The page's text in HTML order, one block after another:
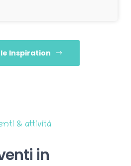
Inspiration
& attività
in